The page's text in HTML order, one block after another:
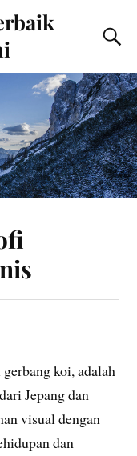
koi, adalah
Jepang dan
visual dengan
dan